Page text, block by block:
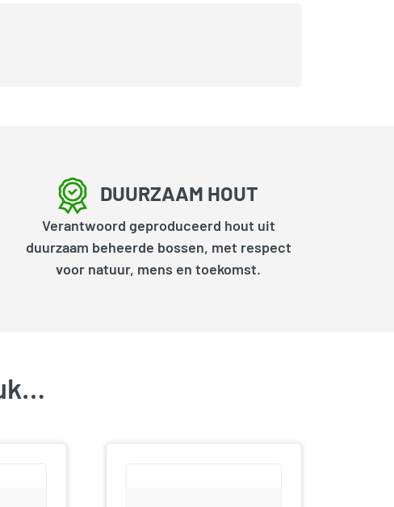
DUURZAAM HOUT
Verantwoord geproduceerd hout uit
duurzaam beheerde bossen, met respect
voor natuur, mens en toekomst.